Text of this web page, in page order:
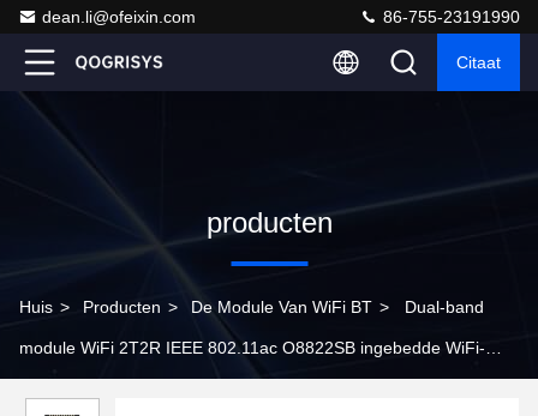
dean.li@ofeixin.com 86-755-23191990
Citaat
producten
Huis > Producten > De Module Van WiFi BT > Dual-band
module WiFi 2T2R IEEE 802.11ac O8822SB ingebedde WiFi-